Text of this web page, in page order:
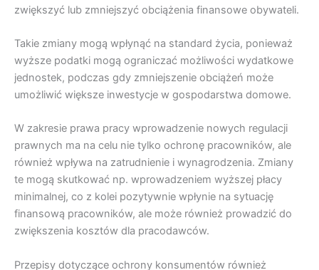
zwiększyć lub zmniejszyć obciążenia finansowe obywateli.
Takie zmiany mogą wpłynąć na standard życia, ponieważ
wyższe podatki mogą ograniczać możliwości wydatkowe
jednostek, podczas gdy zmniejszenie obciążeń może
umożliwić większe inwestycje w gospodarstwa domowe.
W zakresie prawa pracy wprowadzenie nowych regulacji
prawnych ma na celu nie tylko ochronę pracowników, ale
również wpływa na zatrudnienie i wynagrodzenia. Zmiany
te mogą skutkować np. wprowadzeniem wyższej płacy
minimalnej, co z kolei pozytywnie wpłynie na sytuację
finansową pracowników, ale może również prowadzić do
zwiększenia kosztów dla pracodawców.
Przepisy dotyczące ochrony konsumentów również